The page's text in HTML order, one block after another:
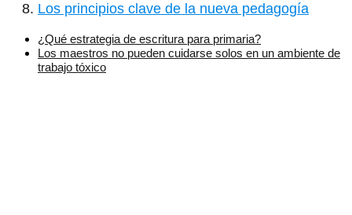
Los principios clave de la nueva pedagogía
¿Qué estrategia de escritura para primaria?
Los maestros no pueden cuidarse solos en un ambiente de
trabajo tóxico